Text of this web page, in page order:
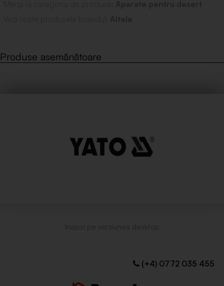
Produse asemănătoare
(+4) 0772 035 455